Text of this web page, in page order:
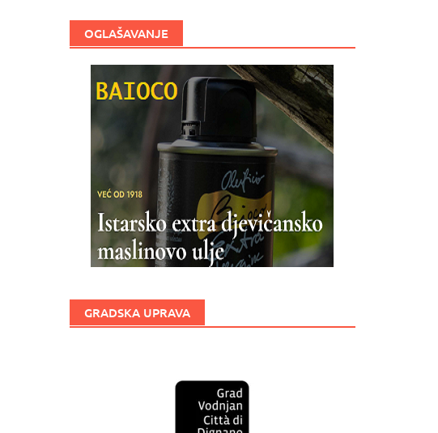
OGLAŠAVANJE
GRADSKA UPRAVA